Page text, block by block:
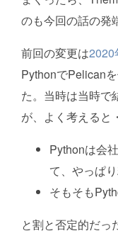
のも今回の話の発
前回の変更は2020
PythonでPelican
た。当時は当時で
が、よく考えると
Pythonは会
て、やっぱ
そもそも
と割と否定的だっ